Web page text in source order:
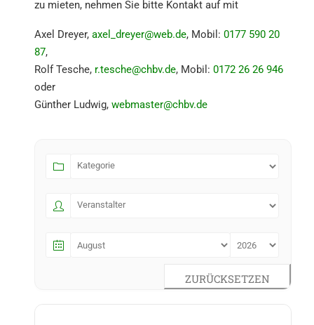
zu mieten, nehmen Sie bitte Kontakt auf mit
Axel Dreyer,axel_​dreyer@​web.​de, Mobil:0177 590 20
87,
Rolf Tesche, r.​tesche@​chbv.​de, Mobil:0172 26 26 946
oder
Günther Ludwig,webmaster@​chbv.​de
ZURÜCKSETZEN